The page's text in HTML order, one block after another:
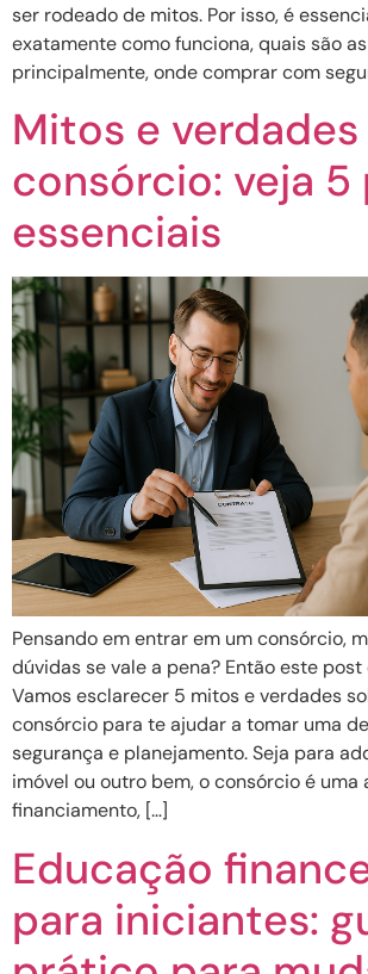
ser rodeado de mitos. Por isso, é
exatamente como funciona, quais são
principalmente, onde comprar com
Mitos e
consórcio: veja
essenciais
Pensando em entrar em um consórcio,
dúvidas se vale a pena? Então este post
Vamos esclarecer 5 mitos e verdades
consórcio para te ajudar a tomar uma
segurança e planejamento. Seja para
imóvel ou outro bem, o consórcio é uma
financiamento, […]
Educação
para iniciantes: